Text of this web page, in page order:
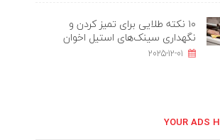
۱۰ نکته طلایی برای تمیز کردن و
نگهداری سینک‌های استیل اخوان
2025-12-01
YOUR ADS